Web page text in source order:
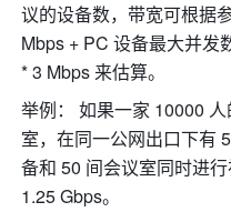
议的设备数，带宽可根据
Mbps + PC 设备最大并发
* 3 Mbps 来估算。
举例： 如果一家 10000
室，在同一公网出口下有
备和 50 间会议室同时进
1.25 Gbps。